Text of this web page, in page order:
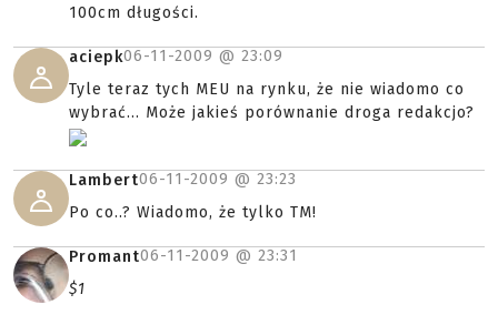
100cm długości.
aciepk06-11-2009 @ 23:09
Tyle teraz tych MEU na rynku, że nie wiadomo co
wybrać... Może jakieś porównanie droga redakcjo?
Lambert06-11-2009 @ 23:23
Po co..? Wiadomo, że tylko TM!
Promant06-11-2009 @ 23:31
$1